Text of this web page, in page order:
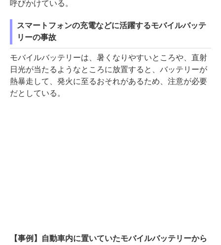
呼びかけている。
スマートフォンの充電などに活躍するモバイルバッテ
リーの事故
モバイルバッテリーは、暑くなりやすいところや、直射
日光が当たるようなところに放置すると、バッテリーが
熱暴走して、発火に至るおそれがあるため、注意が必要
だとしている。
【事例】自動車内に置いていたモバイルバッテリーから